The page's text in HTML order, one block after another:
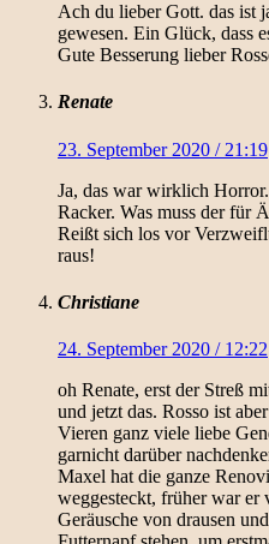
Ach du lieber Gott. das ist
gewesen. Ein Glück, dass
Gute Besserung lieber
Renate
23. September 2020 / 21:19
Ja, das war wirklich
Racker. Was muss der für
Reißt sich los vor
raus!
Christiane
24. September 2020 / 12:22
oh Renate, erst der Streß
und jetzt das. Rosso ist
Vieren ganz viele liebe
garnicht darüber
Maxel hat die ganze
weggesteckt, früher war er
Geräusche von drausen